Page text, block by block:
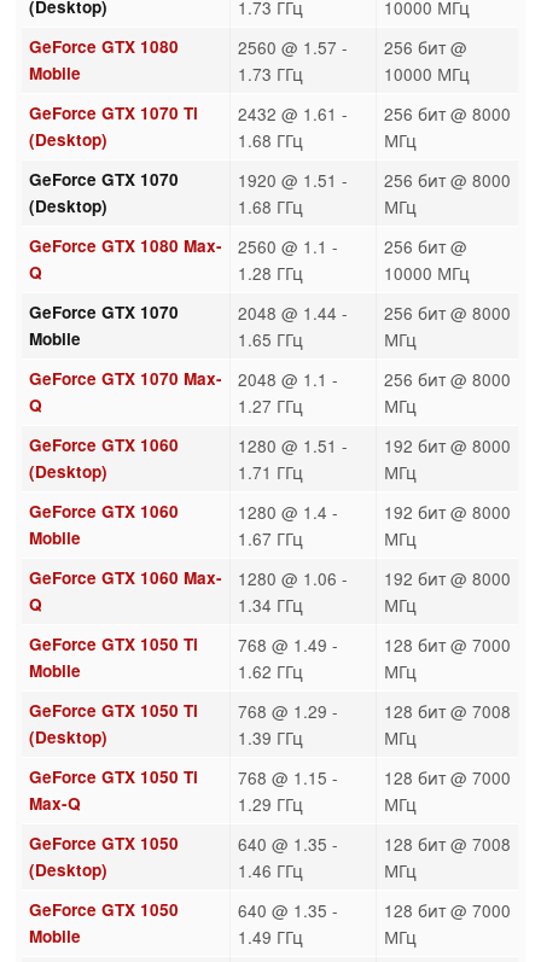
(Desktop)
1.73 ГГц
10000 МГц
GeForce GTX 1080
Mobile
2560 @ 1.57 -
1.73 ГГц
256 бит @
10000 МГц
GeForce GTX 1070 Ti
(Desktop)
2432 @ 1.61 -
1.68 ГГц
256 бит @ 8000
МГц
GeForce GTX 1070
(Desktop)
1920 @ 1.51 -
1.68 ГГц
256 бит @ 8000
МГц
GeForce GTX 1080 Max-
Q
2560 @ 1.1 -
1.28 ГГц
256 бит @
10000 МГц
GeForce GTX 1070
Mobile
2048 @ 1.44 -
1.65 ГГц
256 бит @ 8000
МГц
GeForce GTX 1070 Max-
Q
2048 @ 1.1 -
1.27 ГГц
256 бит @ 8000
МГц
GeForce GTX 1060
(Desktop)
1280 @ 1.51 -
1.71 ГГц
192 бит @ 8000
МГц
GeForce GTX 1060
Mobile
1280 @ 1.4 -
1.67 ГГц
192 бит @ 8000
МГц
GeForce GTX 1060 Max-
Q
1280 @ 1.06 -
1.34 ГГц
192 бит @ 8000
МГц
GeForce GTX 1050 Ti
Mobile
768 @ 1.49 -
1.62 ГГц
128 бит @ 7000
МГц
GeForce GTX 1050 Ti
(Desktop)
768 @ 1.29 -
1.39 ГГц
128 бит @ 7008
МГц
GeForce GTX 1050 Ti
Max-Q
768 @ 1.15 -
1.29 ГГц
128 бит @ 7000
МГц
GeForce GTX 1050
(Desktop)
640 @ 1.35 -
1.46 ГГц
128 бит @ 7008
МГц
GeForce GTX 1050
Mobile
640 @ 1.35 -
1.49 ГГц
128 бит @ 7000
МГц